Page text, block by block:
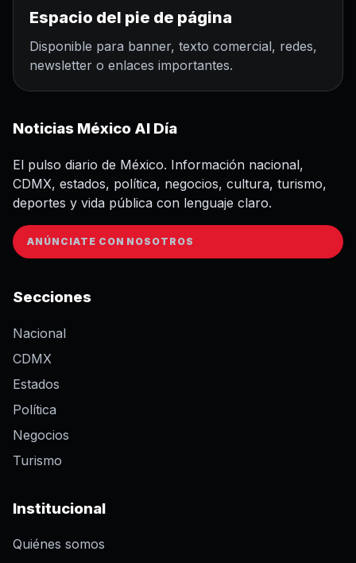
Espacio del pie de página
Disponible para banner, texto comercial, redes,
newsletter o enlaces importantes.
Noticias México Al Día
El pulso diario de México. Información nacional,
CDMX, estados, política, negocios, cultura, turismo,
deportes y vida pública con lenguaje claro.
ANÚNCIATE CON NOSOTROS
Secciones
Nacional
CDMX
Estados
Política
Negocios
Turismo
Institucional
Quiénes somos